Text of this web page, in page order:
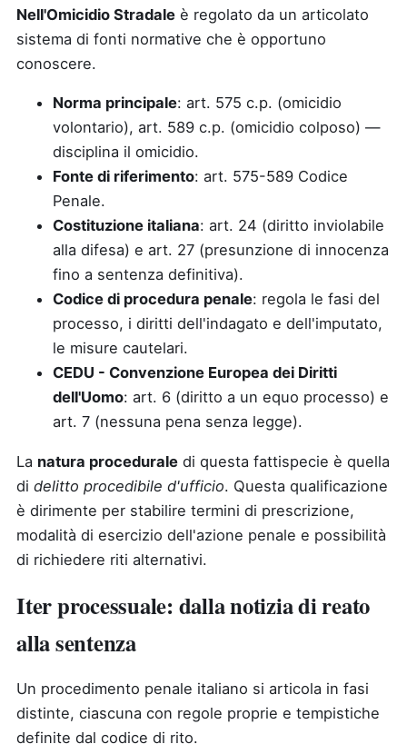
Nell'Omicidio Stradale è regolato da un articolato
sistema di fonti normative che è opportuno
conoscere.
Norma principale: art. 575 c.p. (omicidio
volontario), art. 589 c.p. (omicidio colposo) —
disciplina il omicidio.
Fonte di riferimento: art. 575-589 Codice
Penale.
Costituzione italiana: art. 24 (diritto inviolabile
alla difesa) e art. 27 (presunzione di innocenza
fino a sentenza definitiva).
Codice di procedura penale: regola le fasi del
processo, i diritti dell'indagato e dell'imputato,
le misure cautelari.
CEDU - Convenzione Europea dei Diritti
dell'Uomo: art. 6 (diritto a un equo processo) e
art. 7 (nessuna pena senza legge).
La natura procedurale di questa fattispecie è quella
di delitto procedibile d'ufficio. Questa qualificazione
è dirimente per stabilire termini di prescrizione,
modalità di esercizio dell'azione penale e possibilità
di richiedere riti alternativi.
Iter processuale: dalla notizia di reato
alla sentenza
Un procedimento penale italiano si articola in fasi
distinte, ciascuna con regole proprie e tempistiche
definite dal codice di rito.